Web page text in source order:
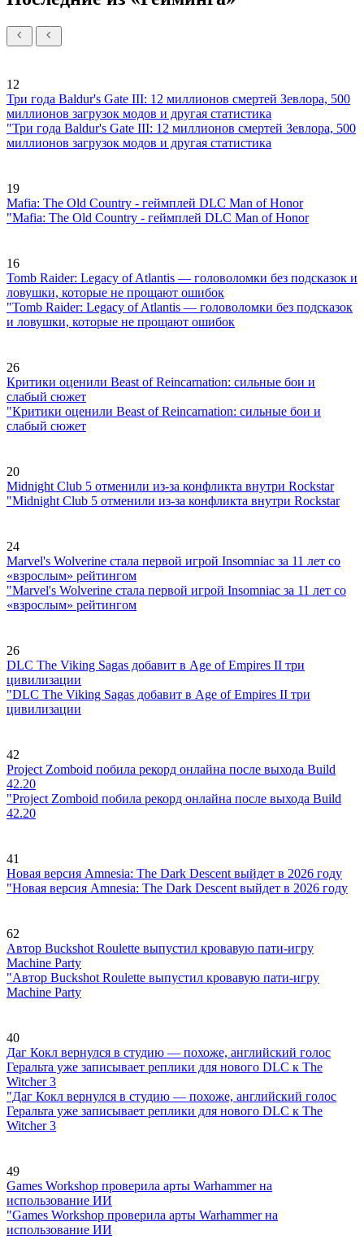
12
Три года Baldur's Gate III: 12 миллионов смертей Зевлора, 500
миллионов загрузок модов и другая статистика
"Три года Baldur's Gate III: 12 миллионов смертей Зевлора, 500
миллионов загрузок модов и другая статистика
19
Mafia: The Old Country - геймплей DLC Man of Honor
"Mafia: The Old Country - геймплей DLC Man of Honor
16
Tomb Raider: Legacy of Atlantis — головоломки без подсказок и
ловушки, которые не прощают ошибок
"Tomb Raider: Legacy of Atlantis — головоломки без подсказок
и ловушки, которые не прощают ошибок
26
Критики оценили Beast of Reincarnation: сильные бои и
слабый сюжет
"Критики оценили Beast of Reincarnation: сильные бои и
слабый сюжет
20
Midnight Club 5 отменили из-за конфликта внутри Rockstar
"Midnight Club 5 отменили из-за конфликта внутри Rockstar
24
Marvel's Wolverine стала первой игрой Insomniac за 11 лет со
«взрослым» рейтингом
"Marvel's Wolverine стала первой игрой Insomniac за 11 лет со
«взрослым» рейтингом
26
DLC The Viking Sagas добавит в Age of Empires II три
цивилизации
"DLC The Viking Sagas добавит в Age of Empires II три
цивилизации
42
Project Zomboid побила рекорд онлайна после выхода Build
42.20
"Project Zomboid побила рекорд онлайна после выхода Build
42.20
41
Новая версия Amnesia: The Dark Descent выйдет в 2026 году
"Новая версия Amnesia: The Dark Descent выйдет в 2026 году
62
Автор Buckshot Roulette выпустил кровавую пати-игру
Machine Party
"Автор Buckshot Roulette выпустил кровавую пати-игру
Machine Party
40
Даг Кокл вернулся в студию — похоже, английский голос
Геральта уже записывает реплики для нового DLC к The
Witcher 3
"Даг Кокл вернулся в студию — похоже, английский голос
Геральта уже записывает реплики для нового DLC к The
Witcher 3
49
Games Workshop проверила арты Warhammer на
использование ИИ
"Games Workshop проверила арты Warhammer на
использование ИИ